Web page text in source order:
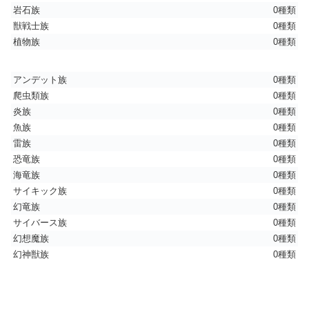
岩石族
0種類
獣戦士族
0種類
植物族
0種類
アンデット族
0種類
爬虫類族
0種類
炎族
0種類
魚族
0種類
雷族
0種類
恐竜族
0種類
海竜族
0種類
サイキック族
0種類
幻竜族
0種類
サイバース族
0種類
幻想魔族
0種類
幻神獣族
0種類